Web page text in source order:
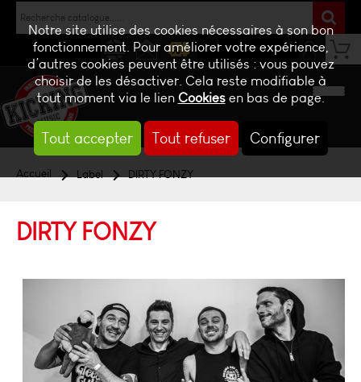
Notre site utilise des cookies nécessaires à son bon
fonctionnement. Pour améliorer votre expérience,
d’autres cookies peuvent être utilisés : vous pouvez
choisir de les désactiver. Cela reste modifiable à
tout moment via le lienCookiesen bas de page.
Tout accepter Tout refuser Configurer
NEWS CONTACTBILLETTERIE
Accueil Label DIRTY FONZY
DIRTY FONZY